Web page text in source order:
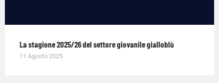
La stagione 2025/26 del settore giovanile gialloblù
11 Agosto 2025